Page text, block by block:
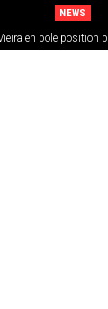
NEWS
en pole position